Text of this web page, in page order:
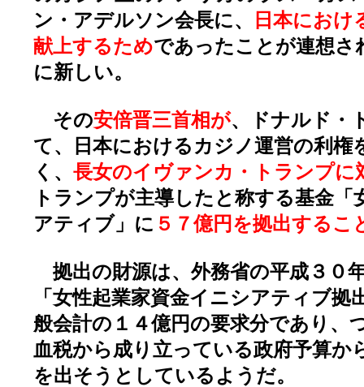
ン・アデルソン会長に、
日本におけ
献上するためであったことが連想さ
に新しい。
その安倍晋三首相が、ドナルド・
て、日本におけるカジノ運営の利権
く、 長女のイヴァンカ・トランプに
トランプが主導したと称する基金「
アティブ」に ５７億円を拠出するこ
拠出の財源は、外務省の平成３０
「女性起業家資金イニシアティブ拠
般会計の１４億円の要求分であり、
血税から成り立っている政府予算か
を出そうとしているようだ。